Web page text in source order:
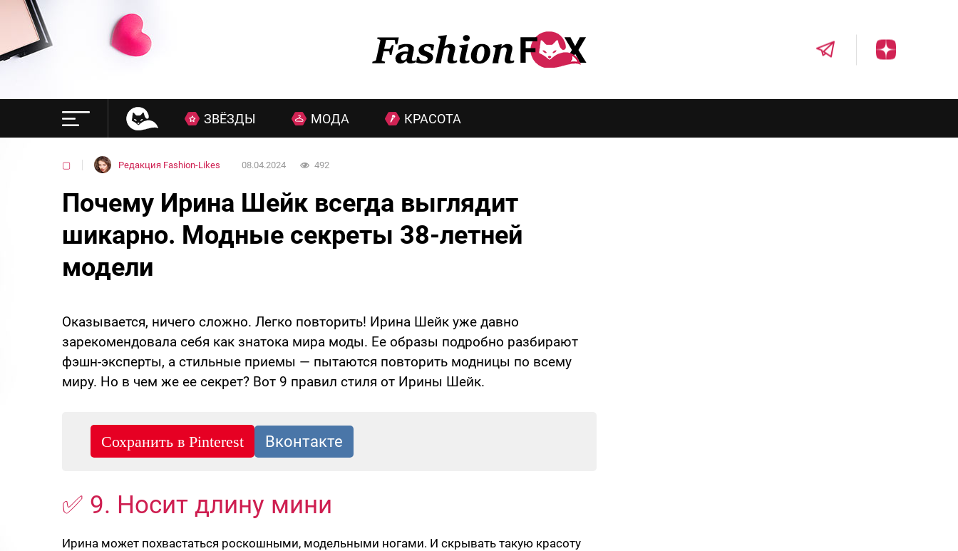
ЗВЁЗДЫ МОДА КРАСОТА
▢ Редакция Fashion-Likes 08.04.2024 492
Почему Ирина Шейк всегда выглядит
шикарно. Модные секреты 38-летней
модели
Оказывается, ничего сложно. Легко повторить! Ирина Шейк уже давно
зарекомендовала себя как знатока мира моды. Ее образы подробно разбирают
фэшн-эксперты, а стильные приемы — пытаются повторить модницы по всему
миру. Но в чем же ее секрет? Вот 9 правил стиля от Ирины Шейк.
✅ 9. Носит длину мини
Ирина может похвастаться роскошными, модельными ногами. И скрывать такую красоту